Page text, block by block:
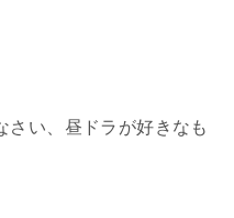
さい、昼ドラが好きなも